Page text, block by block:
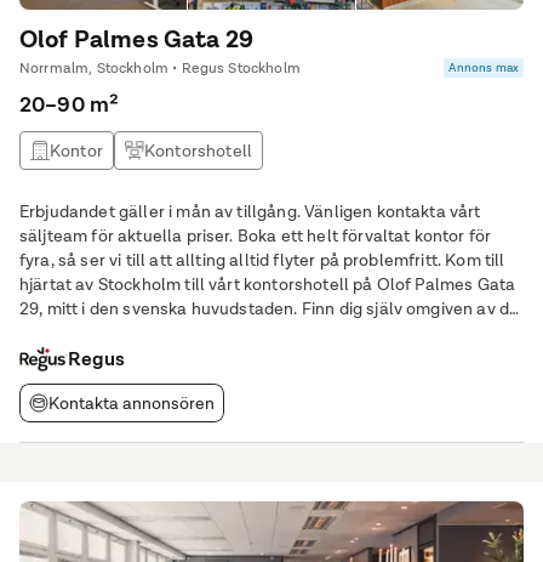
Olof Palmes Gata 29
Norrmalm, Stockholm • Regus Stockholm Annons max
20–90 m²
Kontor Kontorshotell
Erbjudandet gäller i mån av tillgång. Vänligen kontakta vårt
säljteam för aktuella priser. Boka ett helt förvaltat kontor för
fyra, så ser vi till att allting alltid flyter på problemfritt. Kom till
hjärtat av Stockholm till vårt kontorshotell på Olof Palmes Gata
29, mitt i den svenska huvudstaden. Finn dig själv omgiven av de
skapaRegus
Kontakta annonsören